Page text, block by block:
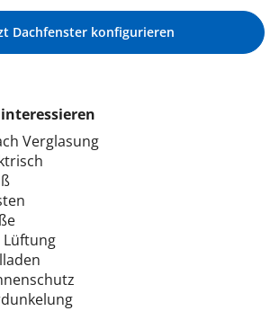
Dachfenster konfigurieren
Verglasung